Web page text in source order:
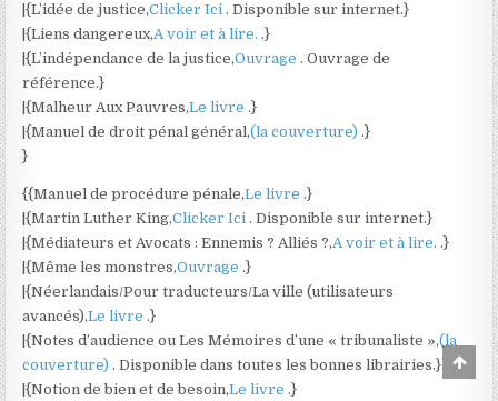
|{L’idée de justice,Clicker Ici. Disponible sur internet.}
|{Liens dangereux,A voir et à lire..}
|{L’indépendance de la justice,Ouvrage. Ouvrage de
référence.}
|{Malheur Aux Pauvres,Le livre.}
|{Manuel de droit pénal général,(la couverture).}
}
{{Manuel de procédure pénale,Le livre.}
|{Martin Luther King,Clicker Ici. Disponible sur internet.}
|{Médiateurs et Avocats : Ennemis ? Alliés ?,A voir et à lire..}
|{Même les monstres,Ouvrage.}
|{Néerlandais/Pour traducteurs/La ville (utilisateurs
avancés),Le livre.}
|{Notes d’audience ou Les Mémoires d’une « tribunaliste »,(la
couverture). Disponible dans toutes les bonnes librairies.}
|{Notion de bien et de besoin,Le livre.}
to
Top